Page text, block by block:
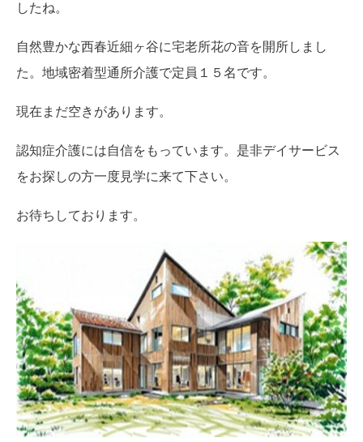
したね。
自然豊かな西春近細ヶ谷に宅老所花の音を開所しまし
た。地域密着型通所介護で定員１５名です。
現在まだ空きがあります。
認知症介護には自信をもっています。是非デイサービス
をお探しの方一度見学に来て下さい。
お待ちしております。